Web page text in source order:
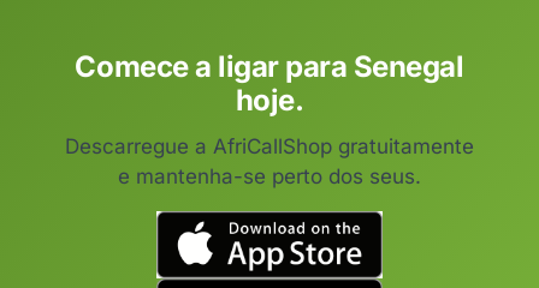
Comece a ligar para Senegal
hoje.
Descarregue a AfriCallShop gratuitamente
e mantenha-se perto dos seus.